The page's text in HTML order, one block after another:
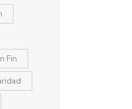
Fin